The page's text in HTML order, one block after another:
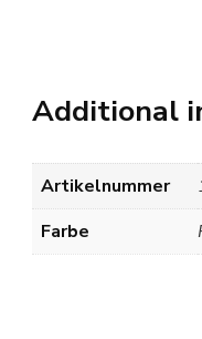
Additional
Artikelnummer
Farbe